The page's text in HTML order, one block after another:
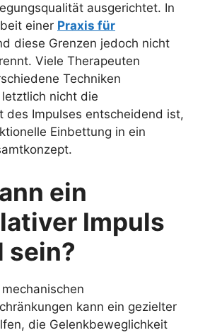
ausgerichtet. In
einer Praxis für
diese Grenzen jedoch nicht
Viele Therapeuten
Techniken
nicht die
des Impulses entscheidend ist,
Einbettung in ein
ein
Impuls
sein?
kann ein gezielter
die Gelenkbeweglichkeit